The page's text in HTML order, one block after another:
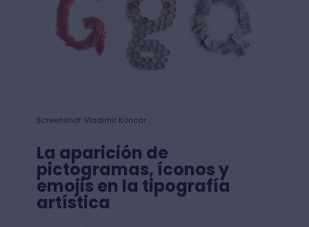
Screenshot: Vladimir Koncar
La aparición de
pictogramas, íconos y
emojis en la tipografía
artística